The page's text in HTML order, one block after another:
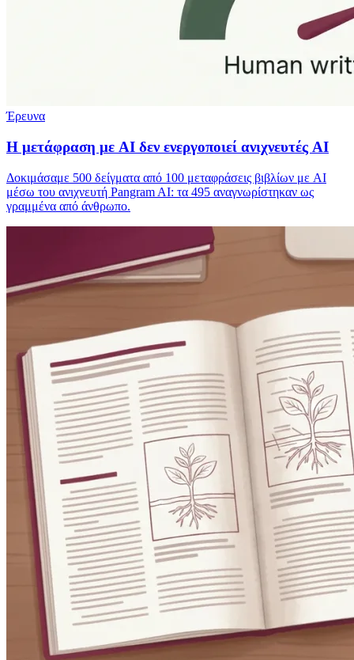
Έρευνα
Η μετάφραση με AI δεν ενεργοποιεί ανιχνευτές AI
Δοκιμάσαμε 500 δείγματα από 100 μεταφράσεις βιβλίων με AI
μέσω του ανιχνευτή Pangram AI: τα 495 αναγνωρίστηκαν ως
γραμμένα από άνθρωπο.